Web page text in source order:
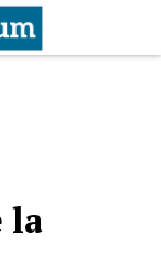
la